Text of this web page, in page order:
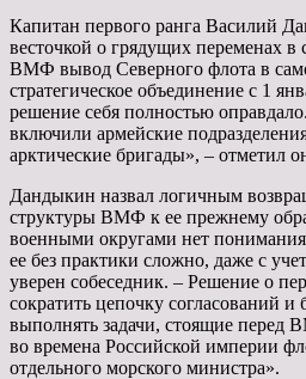
Капитан первого ранга Василий
весточкой о грядущих переменах в
ВМФ вывод Северного флота в
стратегическое объединение с 1
решение себя полностью
включили армейские
арктические бригады», – отметил
Дандыкин назвал логичным
структуры ВМФ к ее прежнему
военными округами нет
ее без практики сложно, даже с
уверен собеседник. – Решение о
сократить цепочку согласований и
выполнять задачи, стоящие
во времена Российской империи
отдельного морского министра».